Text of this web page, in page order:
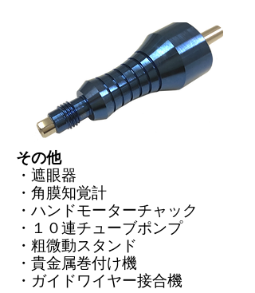
その他
・遮眼器
・角膜知覚計
​・ハンドモーターチャック
・１０連チューブポンプ
​・粗微動スタンド
・貴金属巻付け機
​・ガイドワイヤー接合機